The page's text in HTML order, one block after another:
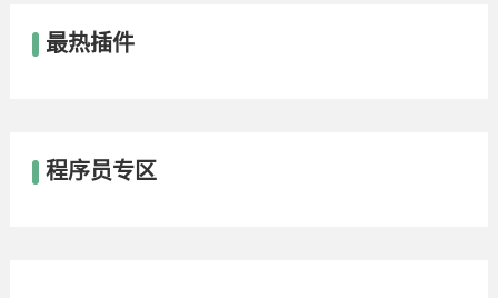
最热插件
程序员专区